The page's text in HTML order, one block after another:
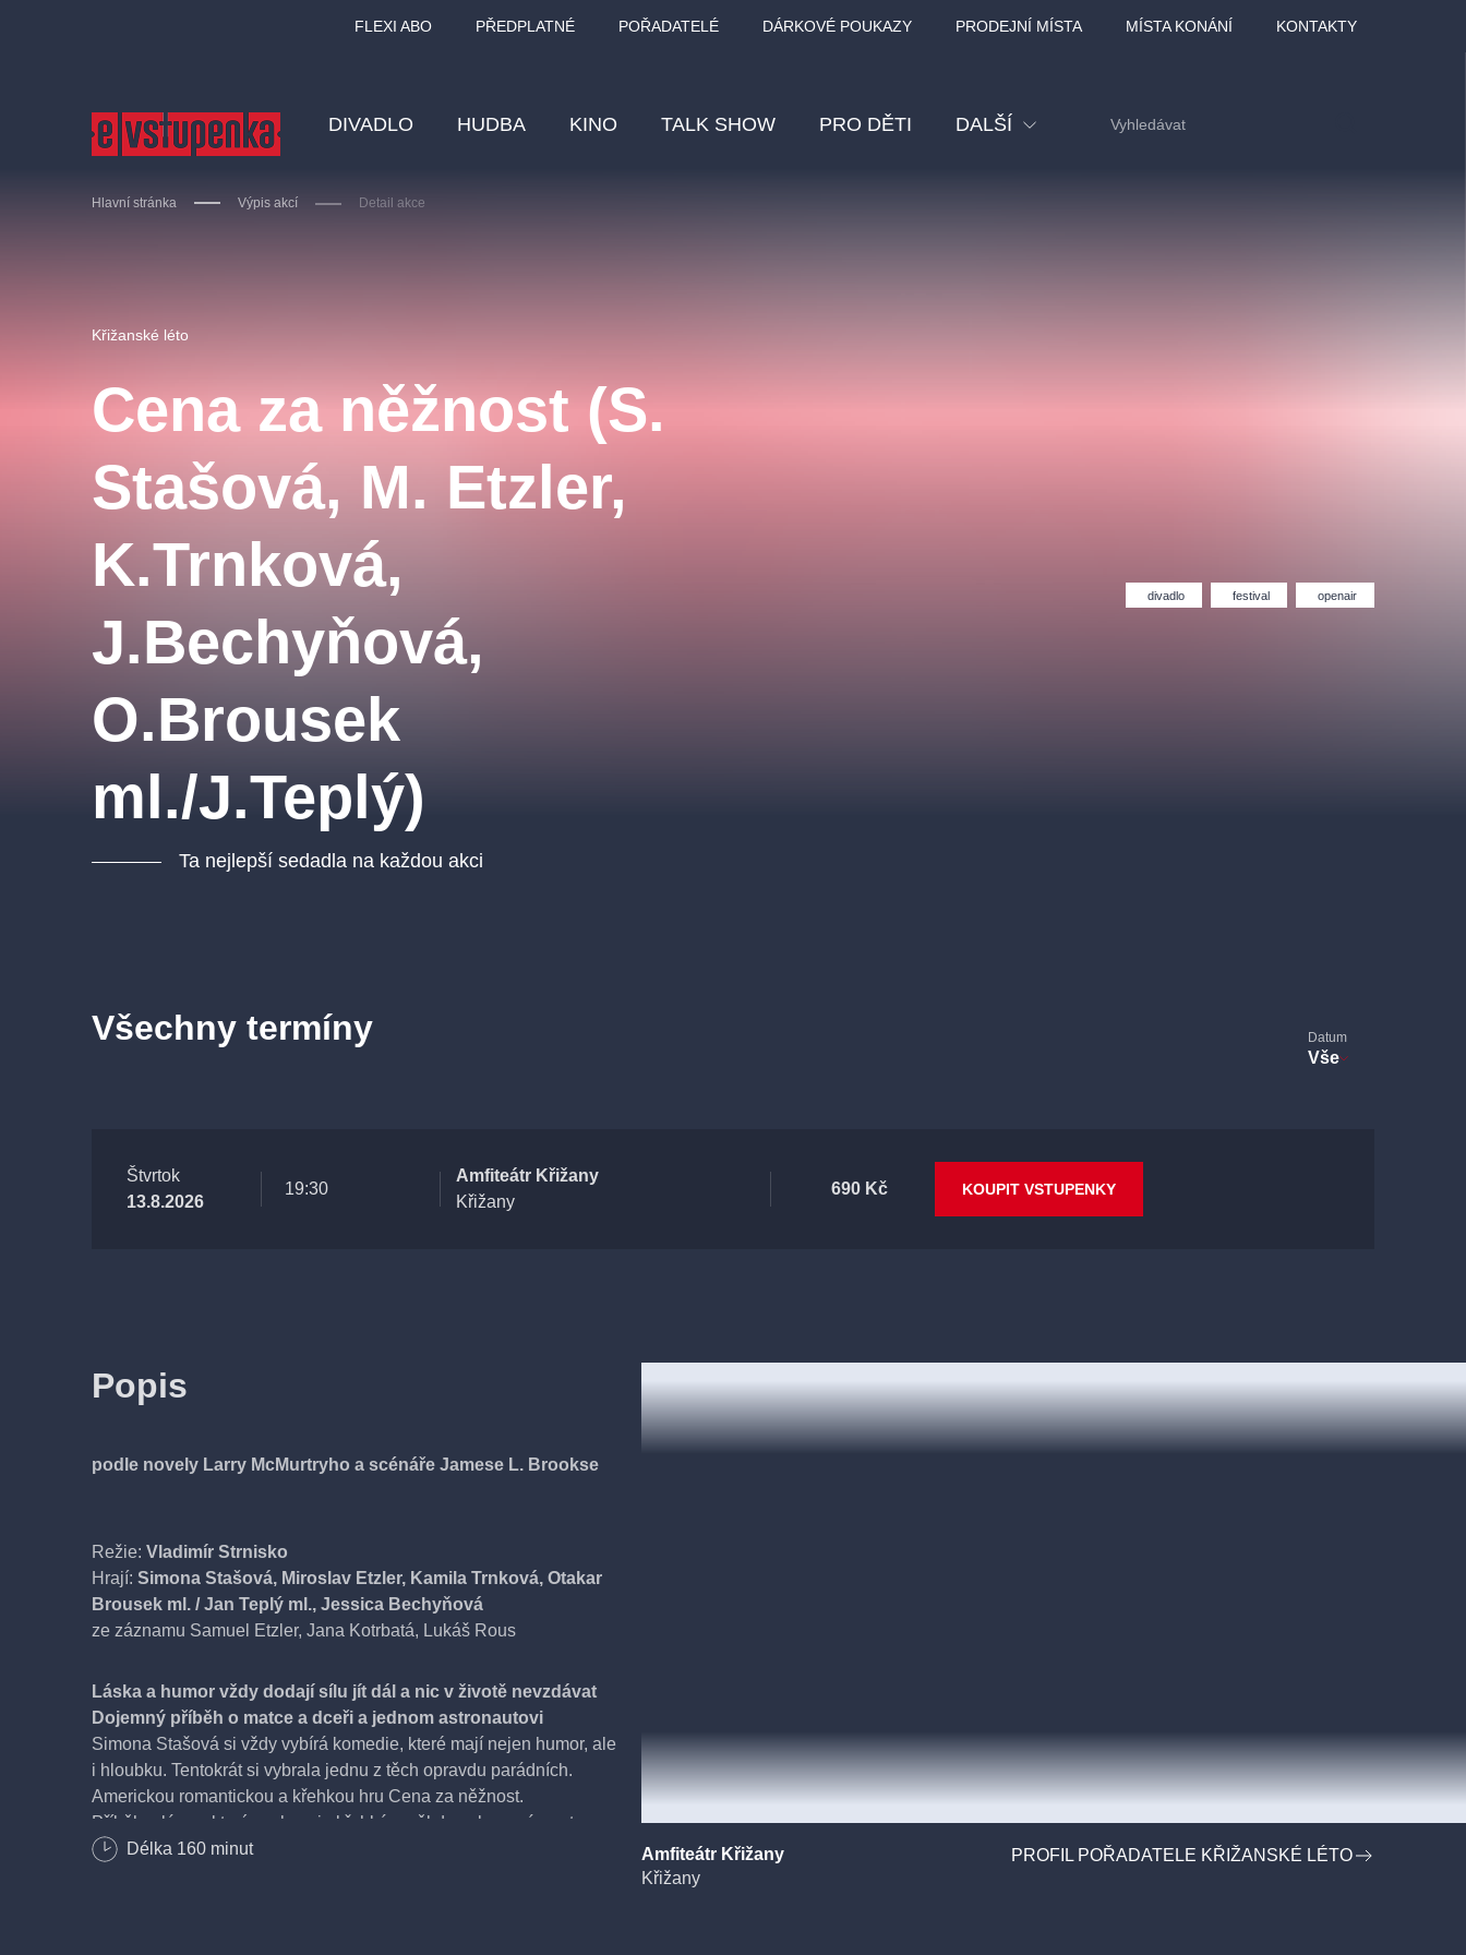
FLEXI ABO PŘEDPLATNÉ POŘADATELÉ DÁRKOVÉ POUKAZY PRODEJNÍ MÍSTA MÍSTA KONÁNÍ KONTAKTY
DIVADLO HUDBA KINO TALK SHOW PRO DĚTI DALŠÍ
Hlavní stránka Výpis akcí Detail akce
Křižanské léto
Cena za něžnost (S.
Stašová, M. Etzler,
K.Trnková,
J.Bechyňová,
O.Brousek
ml./J.Teplý)
Ta nejlepší sedadla na každou akci
divadlo festival openair
Všechny termíny Datum
Vše
Štvrtok
13.8.2026
19:30
Amfiteátr Křižany
Křižany
690 Kč KOUPIT VSTUPENKY
Popis
podle novely Larry McMurtryho a scénáře Jamese L. Brookse
Režie: Vladimír Strnisko
Hrají: Simona Stašová, Miroslav Etzler, Kamila Trnková, Otakar
Brousek ml. / Jan Teplý ml., Jessica Bechyňová
ze záznamu Samuel Etzler, Jana Kotrbatá, Lukáš Rous
Láska a humor vždy dodají sílu jít dál a nic v životě nevzdávat
Dojemný příběh o matce a dceři a jednom astronautovi
Simona Stašová si vždy vybírá komedie, které mají nejen humor, ale
i hloubku. Tentokrát si vybrala jednu z těch opravdu parádních.
Americkou romantickou a křehkou hru Cena za něžnost.
Příběh o lásce, který zachycuje křehká a někdy nalomená pouta
mezi matkami a dcerami, manžely a manželkami nebo starými
Délka 160 minut
Amfiteátr Křižany
Křižany
PROFIL POŘADATELE KŘIŽANSKÉ LÉTO
divadlo premiéra klasickáhudba letníscéna